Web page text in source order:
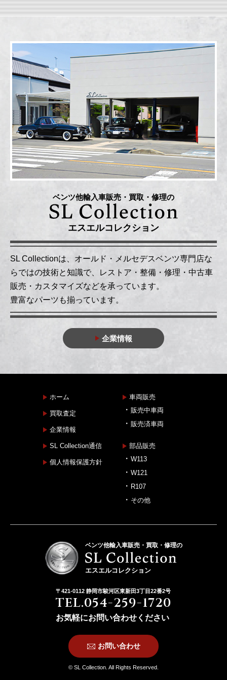
ベンツ他輸入車販売・買取・修理の
エスエルコレクション
SL Collectionは、オールド・メルセデスベンツ専門店な
らではの技術と知識で、レストア・整備・修理・中古車
販売・カスタマイズなどを承っています。
豊富なパーツも揃っています。
企業情報
ホーム
車両販売
販売中車両
販売済車両
部品販売
W113
W121
R107
その他
買取査定
企業情報
SL Collection通信
個人情報保護方針
ベンツ他輸入車販売・買取・修理の
エスエルコレクション
〒421-0112 静岡市駿河区東新田3丁目22番2号
TEL.054-259-1720
お気軽にお問い合わせください
お問い合わせ
© SL Collection. All Rights Reserved.